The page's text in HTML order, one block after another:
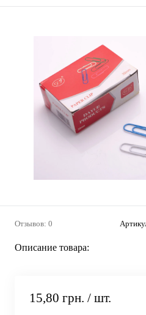
Отзывов: 0
Описание товара:
15,80 грн. / шт.